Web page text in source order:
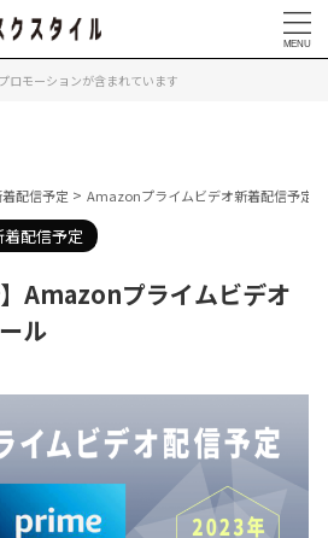
ロモーションが含まれています
着配信予定 > Amazonプライムビデオ新着配信予定
配信予定
Amazonプライムビデオ
ル